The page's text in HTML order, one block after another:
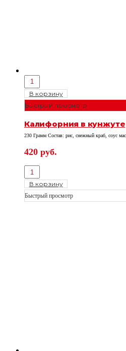
В корзину
Быстрый просмотр
Калифорния в кунжуте
230 Грамм Состав: рис, снежный краб, соус
420 руб.
В корзину
Быстрый просмотр